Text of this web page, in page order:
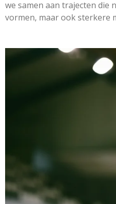
we samen aan trajecten die
vormen, maar ook sterkere